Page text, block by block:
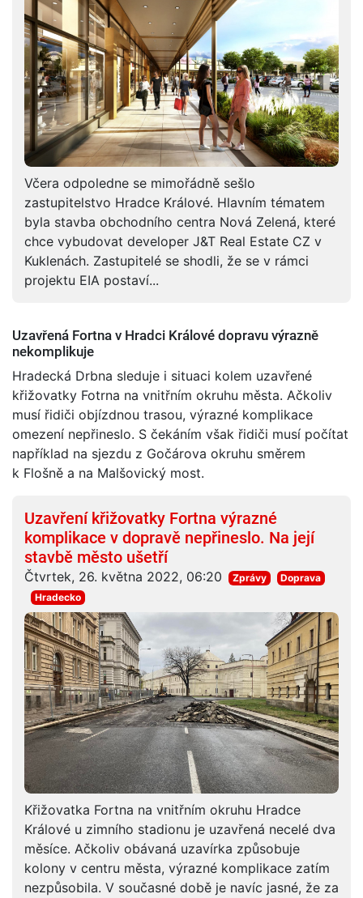
Včera odpoledne se mimořádně sešlo
zastupitelstvo Hradce Králové. Hlavním tématem
byla stavba obchodního centra Nová Zelená, které
chce vybudovat developer J&T Real Estate CZ v
Kuklenách. Zastupitelé se shodli, že se v rámci
projektu EIA postaví...
Uzavřená Fortna v Hradci Králové dopravu výrazně
nekomplikuje
Hradecká Drbna sleduje i situaci kolem uzavřené
křižovatky Fotrna na vnitřním okruhu města. Ačkoliv
musí řidiči objízdnou trasou, výrazné komplikace
omezení nepřineslo. S čekáním však řidiči musí počítat
například na sjezdu z Gočárova okruhu směrem
k Flošně a na Malšovický most.
Uzavření křižovatky Fortna výrazné
komplikace v dopravě nepřineslo. Na její
stavbě město ušetří
Čtvrtek, 26. května 2022, 06:20 Zprávy
Doprava
Hradecko
Křižovatka Fortna na vnitřním okruhu Hradce
Králové u zimního stadionu je uzavřená necelé dva
měsíce. Ačkoliv obávaná uzavírka způsobuje
kolony v centru města, výrazné komplikace zatím
nezpůsobila. V současné době je navíc jasné, že za